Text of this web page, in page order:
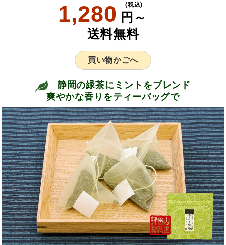
1,280 円～
(税込)
送料無料
買い物かごへ
静岡の緑茶にミントをブレンド
爽やかな香りをティーバッグで